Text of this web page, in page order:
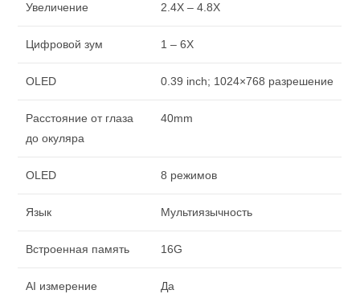
Увеличение 2.4X – 4.8X
Цифровой зум 1 – 6X
OLED 0.39 inch; 1024×768 разрешение
Расстояние от глаза
до окуляра
40mm
OLED 8 режимов
Язык Мультиязычность
Встроенная память 16G
AI измерение
Да